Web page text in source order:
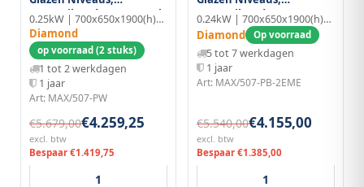
Geventileerd - Pastry - Wit0.25kW | 700x650x1900(h)mm
Diamond
op voorraad (2 stuks)
1 tot 2 werkdagen
1 jaar
Art: MAX/507-PW
€5.679,00€4.259,25
excl. btw
Bespaar €1.419,75
Geventileerd - Pastry -
Zwart
0.24kW | 700x650x1900(h)mm
Diamond Op voorraad
5 tot 7 werkdagen
1 jaar
Art: MAX/507-PB-2EME
€5.540,00€4.155,00
excl. btw
Bespaar €1.385,00